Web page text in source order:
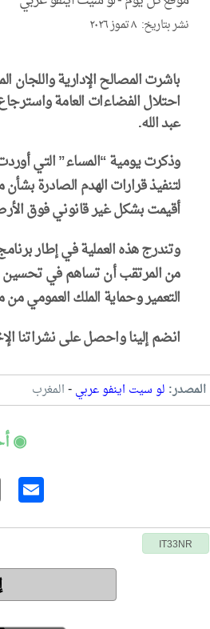
نشر بتاريخ: ٨ تموز ٢٠٢٦
باشرت المصالح الإدارية واللجان
احتلال الفضاءات العامة
عبد الله.
وذكرت يومية “المساء” التي
لتنفيذ قرارات الهدم الصادرة
أقيمت بشكل غير قانوني فوق
وتندرج هذه العملية في إطار
من المرتقب أن تساهم في تحسين
التعمير وحماية الملك العمومي
انضم إلينا واحصل على نشراتنا
المصدر: لو سيت اينفو عربي-المغرب
◉
IT33NR